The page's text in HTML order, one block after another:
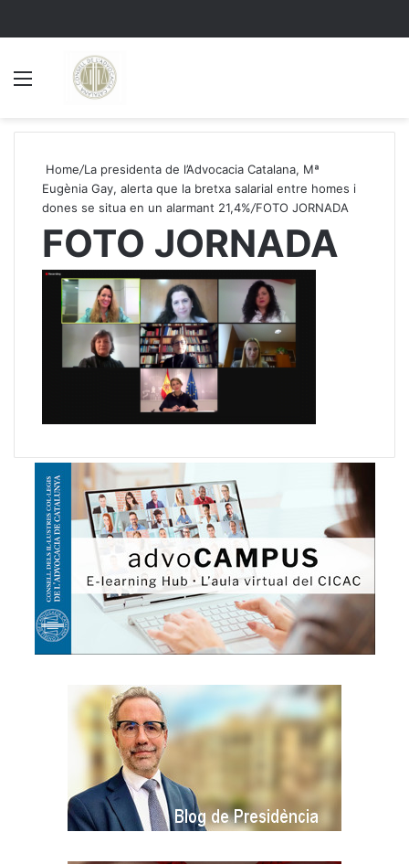
Home/La presidenta de l’Advocacia Catalana, Mª
Eugènia Gay, alerta que la bretxa salarial entre homes i
dones se situa en un alarmant 21,4%/FOTO JORNADA
FOTO JORNADA